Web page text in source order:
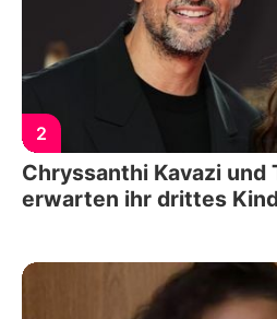
2
Chryssanthi Kavazi und
erwarten ihr drittes